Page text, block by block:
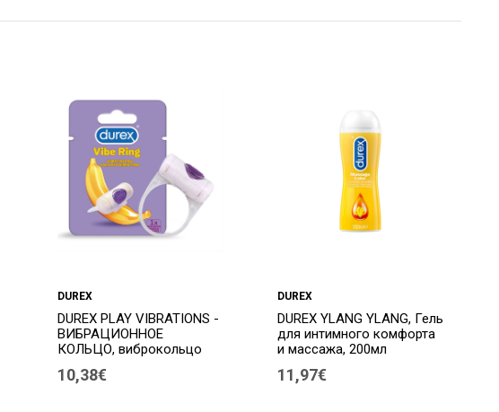
DUREX
DUREX PLAY VIBRATIONS -
ВИБРАЦИОННОЕ
КОЛЬЦО, виброкольцо
10,38€
DUREX
DUREX YLANG YLANG, Гель
для интимного комфорта
и массажа, 200мл
11,97€